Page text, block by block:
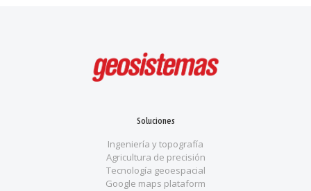
Soluciones
Ingeniería y topografía
Agricultura de precisión
Tecnología geoespacial
Google maps plataform